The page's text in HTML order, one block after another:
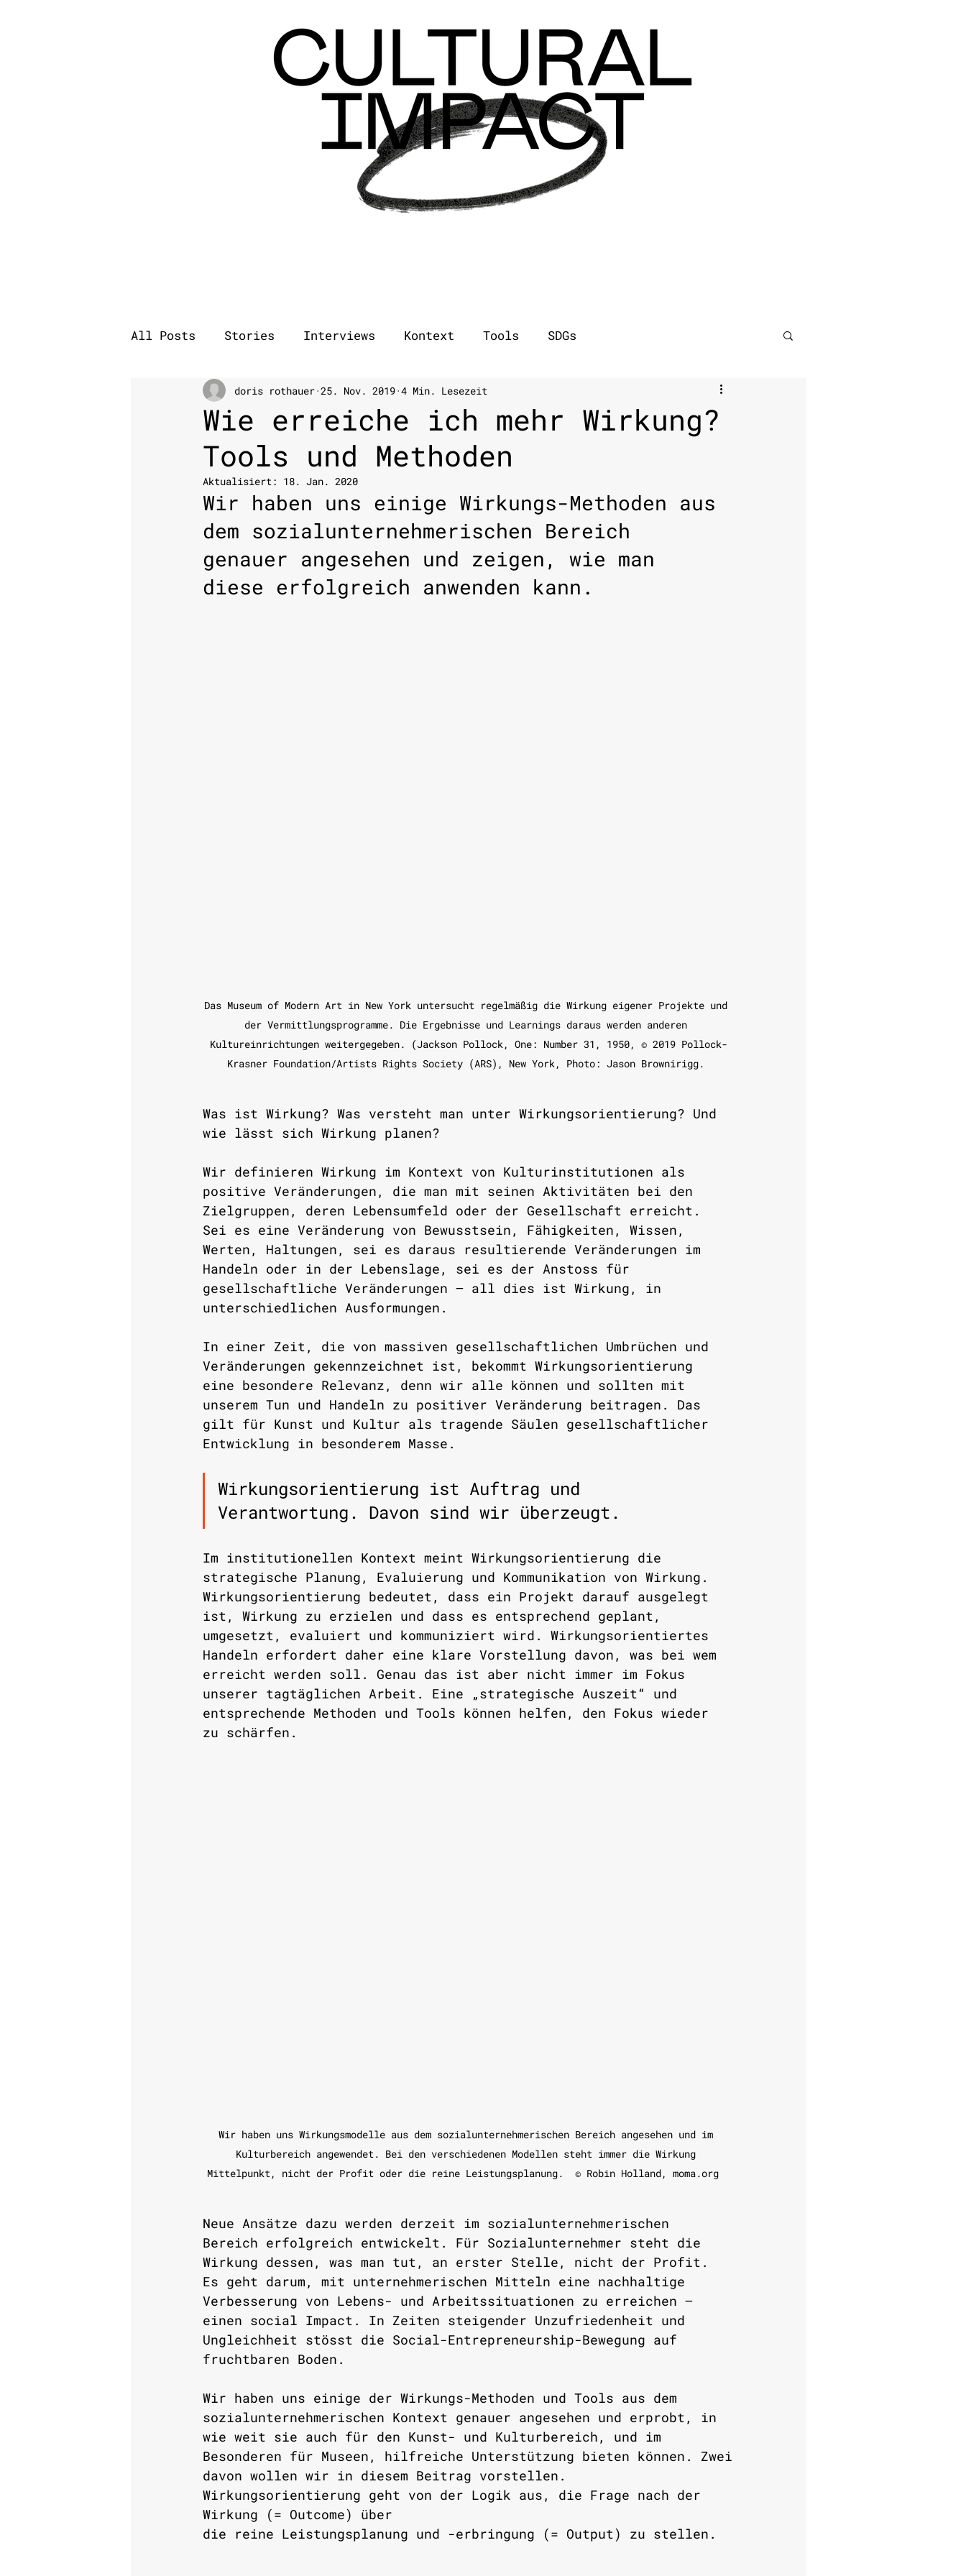
All Posts Stories Interviews Kontext Tools SDGs
Wie erreiche ich mehr Wirkung?
Tools und Methoden
doris rothauer 25. Nov. 2019 4 Min. Lesezeit
Aktualisiert: 18. Jan. 2020
Wir haben uns einige Wirkungs-Methoden aus
dem sozialunternehmerischen Bereich
genauer angesehen und zeigen, wie man
diese erfolgreich anwenden kann.
Das Museum of Modern Art in New York untersucht regelmäßig die Wirkung eigener Projekte und
der Vermittlungsprogramme. Die Ergebnisse und Learnings daraus werden anderen
Kultureinrichtungen weitergegeben. (Jackson Pollock, One: Number 31, 1950, © 2019 Pollock-
Krasner Foundation/Artists Rights Society (ARS), New York, Photo: Jason Brownirigg.
Was ist Wirkung? Was versteht man unter Wirkungsorientierung? Und
wie lässt sich Wirkung planen?
Wir definieren Wirkung im Kontext von Kulturinstitutionen als
positive Veränderungen, die man mit seinen Aktivitäten bei den
Zielgruppen, deren Lebensumfeld oder der Gesellschaft erreicht.
Sei es eine Veränderung von Bewusstsein, Fähigkeiten, Wissen,
Werten, Haltungen, sei es daraus resultierende Veränderungen im
Handeln oder in der Lebenslage, sei es der Anstoss für
gesellschaftliche Veränderungen – all dies ist Wirkung, in
unterschiedlichen Ausformungen.
In einer Zeit, die von massiven gesellschaftlichen Umbrüchen und
Veränderungen gekennzeichnet ist, bekommt Wirkungsorientierung
eine besondere Relevanz, denn wir alle können und sollten mit
unserem Tun und Handeln zu positiver Veränderung beitragen. Das
gilt für Kunst und Kultur als tragende Säulen gesellschaftlicher
Entwicklung in besonderem Masse.
Wirkungsorientierung ist Auftrag und
Verantwortung. Davon sind wir überzeugt.
Im institutionellen Kontext meint Wirkungsorientierung die
strategische Planung, Evaluierung und Kommunikation von Wirkung.
Wirkungsorientierung bedeutet, dass ein Projekt darauf ausgelegt
ist, Wirkung zu erzielen und dass es entsprechend geplant,
umgesetzt, evaluiert und kommuniziert wird. Wirkungsorientiertes
Handeln erfordert daher eine klare Vorstellung davon, was bei wem
erreicht werden soll. Genau das ist aber nicht immer im Fokus
unserer tagtäglichen Arbeit. Eine „strategische Auszeit“ und
entsprechende Methoden und Tools können helfen, den Fokus wieder
zu schärfen.
Wir haben uns Wirkungsmodelle aus dem sozialunternehmerischen Bereich angesehen und im
Kulturbereich angewendet. Bei den verschiedenen Modellen steht immer die Wirkung
Mittelpunkt, nicht der Profit oder die reine Leistungsplanung.  © Robin Holland, moma.org
Neue Ansätze dazu werden derzeit im sozialunternehmerischen
Bereich erfolgreich entwickelt. Für Sozialunternehmer steht die
Wirkung dessen, was man tut, an erster Stelle, nicht der Profit.
Es geht darum, mit unternehmerischen Mitteln eine nachhaltige
Verbesserung von Lebens- und Arbeitssituationen zu erreichen –
einen social Impact. In Zeiten steigender Unzufriedenheit und
Ungleichheit stösst die Social-Entrepreneurship-Bewegung auf
fruchtbaren Boden.
Wir haben uns einige der Wirkungs-Methoden und Tools aus dem
sozialunternehmerischen Kontext genauer angesehen und erprobt, in
wie weit sie auch für den Kunst- und Kulturbereich, und im
Besonderen für Museen, hilfreiche Unterstützung bieten können. Zwei
davon wollen wir in diesem Beitrag vorstellen.
Wirkungsorientierung geht von der Logik aus, die Frage nach der
Wirkung (= Outcome) über
die reine Leistungsplanung und -erbringung (= Output) zu stellen.